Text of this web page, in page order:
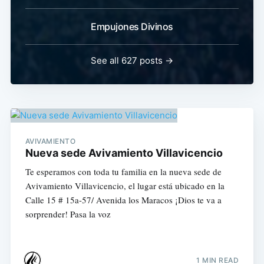
Empujones Divinos
See all 627 posts →
AVIVAMIENTO
Nueva sede Avivamiento Villavicencio
Te esperamos con toda tu familia en la nueva sede de
Avivamiento Villavicencio, el lugar está ubicado en la
Calle 15 # 15a-57/ Avenida los Maracos ¡Dios te va a
sorprender! Pasa la voz
1 MIN READ